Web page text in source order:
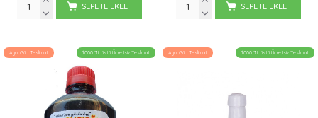
SEPETE EKLE SEPETE EKLE
Aynı Gün Teslimat 1000 TL üstü Ücretsiz Teslimat Aynı Gün Teslimat 1000 TL üstü Ücretsiz Teslimat